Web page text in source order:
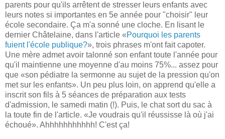
parents pour qu'ils arrêtent de stresser leurs enfants avec
leurs notes si importantes en 5e année pour "choisir" leur
école secondaire. Ça m'a sonné une cloche. En lisant le
dernier Châtelaine, dans l'article «Pourquoi les parents
fuient l'école publique?», trois phrases m'ont fait capoter.
Une mère admet avoir talonné son enfant toute l'année pour
qu'il maintienne une moyenne d'au moins 75%... assez pour
que «son pédiatre la sermonne au sujet de la pression qu'on
met sur les enfants». Un peu plus loin, on apprend qu'elle a
inscrit son fils à 5 séances de préparation aux tests
d'admission, le samedi matin (!). Puis, le chat sort du sac à
la toute fin de l'article. «Je voudrais qu'il réussisse là où j'ai
échoué». Ahhhhhhhhhhh! C'est ça!